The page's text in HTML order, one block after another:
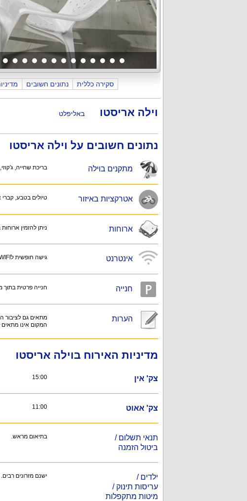
סקירה כללית נתונים חשובים
וילה אריסטו באליפלט
נתונים חשובים על וילה אריסטו
מתקנים בוילה בריכת שחייה,
אטרקציות באיזור טיולים בטבע, קברי
ארוחות ניתן להזמין
אינטרנט גישה חופשית לWIFI.
חנייה חנייה פרטית בתוך
הערות
מתאים גם לציבור
המקום אינו מתאים
מדיניות האירוח בוילה אריסטו
צק' אין 15:00
צק' אאוט 11:00
תנאי תשלום /
ביטול הזמנה
בתיאום מראש.
ילדים /
עריסות תינוק /
מיטות מתקפלות
ישנם מזרונים